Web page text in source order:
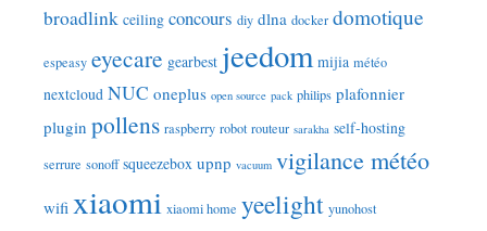
broadlink ceiling concours diy dlna docker domotique
espeasy eyecare gearbest jeedom mijia météo
nextcloud NUC oneplus open source pack philips plafonnier
plugin pollens raspberry robot routeur sarakha self-hosting
serrure sonoff squeezebox upnp vacuum vigilance météo
wifi xiaomi xiaomi home yeelight yunohost